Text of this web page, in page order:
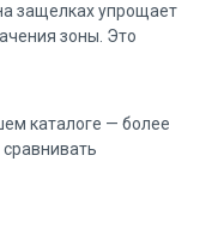
защелках упрощает
зоны. Это
каталоге — более
продавцов.
напрямую с